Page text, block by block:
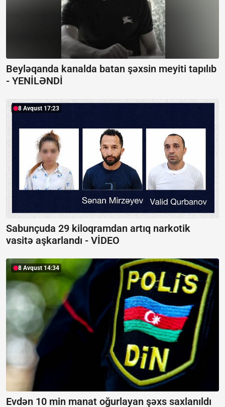
Beyləqanda kanalda batan şəxsin meyiti tapılıb
- YENİLƏNDİ
8 Avqust 17:23
Sabunçuda 29 kiloqramdan artıq narkotik
vasitə aşkarlandı - VİDEO
8 Avqust 14:34
Evdən 10 min manat oğurlayan şəxs saxlanıldı